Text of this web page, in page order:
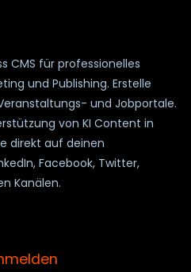
CMS für professionelles
und Publishing. Erstelle
und Jobportale.
von KI Content in
direkt auf deinen
Facebook, Twitter,
Kanälen.